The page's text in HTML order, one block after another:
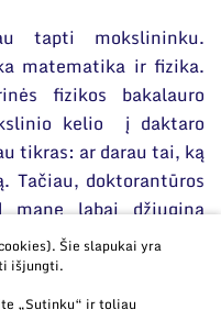
tapti mokslininku.
matematika ir fizika.
fizikos bakalauro
kelio į daktaro
tikras: ar darau tai, ką
Tačiau, doktorantūros
labai džiugina
planavimas, naujų
tai dar turi ir praktinę
naudingo visuomenei
Šie slapukai yra
išjungti.
„Sutinku“ ir toliau